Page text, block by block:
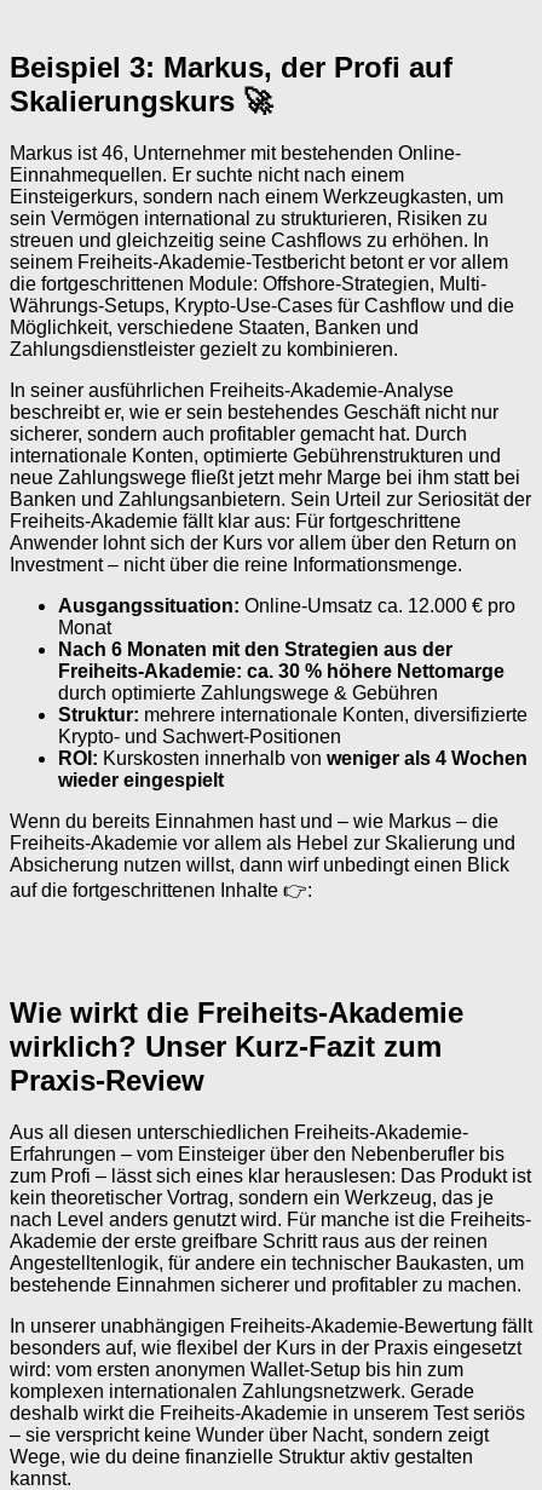
Beispiel 3: Markus, der Profi auf
Skalierungskurs 🚀
Markus ist 46, Unternehmer mit bestehenden Online-
Einnahmequellen. Er suchte nicht nach einem
Einsteigerkurs, sondern nach einem Werkzeugkasten, um
sein Vermögen international zu strukturieren, Risiken zu
streuen und gleichzeitig seine Cashflows zu erhöhen. In
seinem Freiheits-Akademie-Testbericht betont er vor allem
die fortgeschrittenen Module: Offshore-Strategien, Multi-
Währungs-Setups, Krypto-Use-Cases für Cashflow und die
Möglichkeit, verschiedene Staaten, Banken und
Zahlungsdienstleister gezielt zu kombinieren.
In seiner ausführlichen Freiheits-Akademie-Analyse
beschreibt er, wie er sein bestehendes Geschäft nicht nur
sicherer, sondern auch profitabler gemacht hat. Durch
internationale Konten, optimierte Gebührenstrukturen und
neue Zahlungswege fließt jetzt mehr Marge bei ihm statt bei
Banken und Zahlungsanbietern. Sein Urteil zur Seriosität der
Freiheits-Akademie fällt klar aus: Für fortgeschrittene
Anwender lohnt sich der Kurs vor allem über den Return on
Investment – nicht über die reine Informationsmenge.
Ausgangssituation: Online-Umsatz ca. 12.000 € pro
Monat
Nach 6 Monaten mit den Strategien aus der
Freiheits-Akademie: ca. 30 % höhere Nettomarge
durch optimierte Zahlungswege & Gebühren
Struktur: mehrere internationale Konten, diversifizierte
Krypto- und Sachwert-Positionen
ROI: Kurskosten innerhalb von weniger als 4 Wochen
wieder eingespielt
Wenn du bereits Einnahmen hast und – wie Markus – die
Freiheits-Akademie vor allem als Hebel zur Skalierung und
Absicherung nutzen willst, dann wirf unbedingt einen Blick
auf die fortgeschrittenen Inhalte 👉:
Wie wirkt die Freiheits-Akademie
wirklich? Unser Kurz-Fazit zum
Praxis-Review
Aus all diesen unterschiedlichen Freiheits-Akademie-
Erfahrungen – vom Einsteiger über den Nebenberufler bis
zum Profi – lässt sich eines klar herauslesen: Das Produkt ist
kein theoretischer Vortrag, sondern ein Werkzeug, das je
nach Level anders genutzt wird. Für manche ist die Freiheits-
Akademie der erste greifbare Schritt raus aus der reinen
Angestelltenlogik, für andere ein technischer Baukasten, um
bestehende Einnahmen sicherer und profitabler zu machen.
In unserer unabhängigen Freiheits-Akademie-Bewertung fällt
besonders auf, wie flexibel der Kurs in der Praxis eingesetzt
wird: vom ersten anonymen Wallet-Setup bis hin zum
komplexen internationalen Zahlungsnetzwerk. Gerade
deshalb wirkt die Freiheits-Akademie in unserem Test seriös
– sie verspricht keine Wunder über Nacht, sondern zeigt
Wege, wie du deine finanzielle Struktur aktiv gestalten
kannst.